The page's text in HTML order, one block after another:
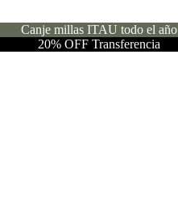
Canje millas ITAU todo el año
20% OFF Transferencia